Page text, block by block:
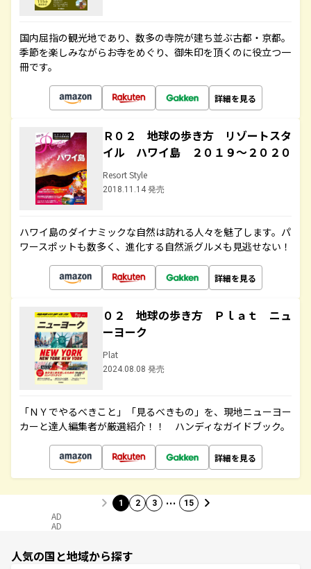
国内屈指の観光地であり、数多の寺院が建ち並ぶ古都・京都。
季節を楽しみながらお寺をめぐり、御朱印を頂くのに役立つ一
冊です。
詳細を見る
Ｒ０２ 地球の歩き方 リゾートスタ
イル ハワイ島 ２０１９～２０２０
Resort Style
2018.11.14 発売
ハワイ島のダイナミックな自然は訪れる人々を魅了します。パ
ワースポットも数多く、進化する自然派グルメも見逃せない！
詳細を見る
０２ 地球の歩き方 Ｐｌａｔ ニュ
ーヨーク
Plat
2024.08.08 発売
「ＮＹでやるべきこと」「見るべきもの」を、現地ニューヨー
カーと達人編集者が厳選紹介！！ ハンディなガイドブック。
詳細を見る
1 2 3 … 15
AD
AD
人気の国と地域から探す